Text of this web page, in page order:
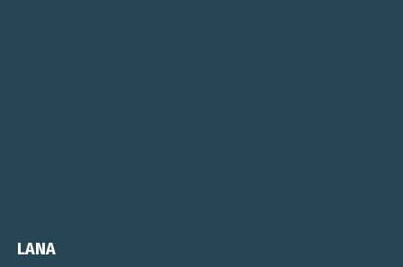
LANA